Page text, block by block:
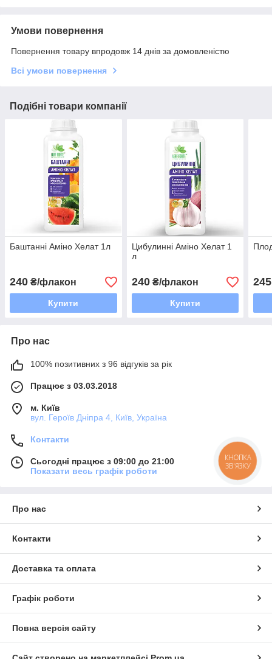
Умови повернення
Повернення товару впродовж 14 днів за домовленістю
Всі умови повернення
Подібні товари компанії
Баштанні Аміно Хелат 1л
240 ₴/флакон
Купити
Цибулиннi Аміно Хелат 1
л
240₴/флакон
Купити
245
Про нас
100% позитивних з 96 відгуків за рік
Працює з 03.03.2018
м. Київ
вул. Героїв Дніпра 4, Київ, Україна
Контакти
Сьогодні працює з 09:00 до 21:00
Показати весь графік роботи
Про нас
Контакти
Доставка та оплата
Графік роботи
Повна версія сайту
КНОПКА
ЗВ'ЯЗКУ